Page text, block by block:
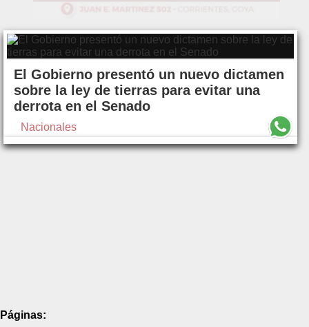
El Gobierno presentó un nuevo dictamen
sobre la ley de tierras para evitar una
derrota en el Senado
Nacionales
Páginas: